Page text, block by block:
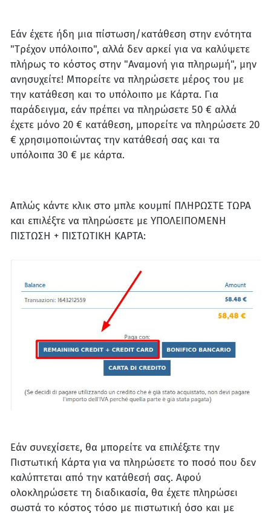
Εάν έχετε ήδη μια πίστωση/κατάθεση στην ενότητα
"Τρέχον υπόλοιπο", αλλά δεν αρκεί για να καλύψετε
πλήρως το κόστος στην "Αναμονή για πληρωμή", μην
ανησυχείτε! Μπορείτε να πληρώσετε μέρος του με
την κατάθεση και το υπόλοιπο με Κάρτα. Για
παράδειγμα, εάν πρέπει να πληρώσετε 50 € αλλά
έχετε μόνο 20 € κατάθεση, μπορείτε να πληρώσετε 20
€ χρησιμοποιώντας την κατάθεσή σας και τα
υπόλοιπα 30 € με κάρτα.
Απλώς κάντε κλικ στο μπλε κουμπί ΠΛΗΡΩΣΤΕ ΤΩΡΑ
και επιλέξτε να πληρώσετε με ΥΠΟΛΕΙΠΟΜΕΝΗ
ΠΙΣΤΩΣΗ + ΠΙΣΤΩΤΙΚΗ ΚΑΡΤΑ:
Εάν συνεχίσετε, θα μπορείτε να επιλέξετε την
Πιστωτική Κάρτα για να πληρώσετε το ποσό που δεν
καλύπτεται από την κατάθεσή σας. Αφού
ολοκληρώσετε τη διαδικασία, θα έχετε πληρώσει
σωστά το κόστος τόσο με πιστωτική όσο και με